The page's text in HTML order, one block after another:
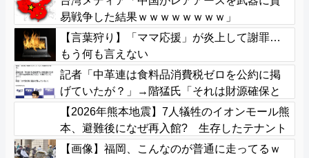
易戦争した結果ｗｗｗｗｗｗｗｗ」
【言葉狩り】「ママ応援」が炎上して謝罪…
もう何も言えない
記者「中革連は食料品消費税ゼロを公約に掲
げていたが？」→階猛氏「それは財源確保と
いう条件付き」
【2026年熊本地震】7人犠牲のイオンモール熊
本、避難後になぜ再入館? 生存したテナント
従業員ら証言、浮かび上がる実態
【画像】福岡、こんなのが普通に走ってるｗ